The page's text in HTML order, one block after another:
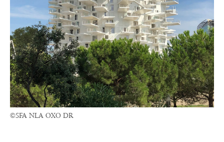
©SFA NLA OXO DR